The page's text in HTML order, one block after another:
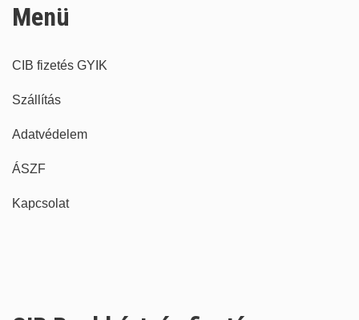
Menü
CIB fizetés GYIK
Szállítás
Adatvédelem
ÁSZF
Kapcsolat